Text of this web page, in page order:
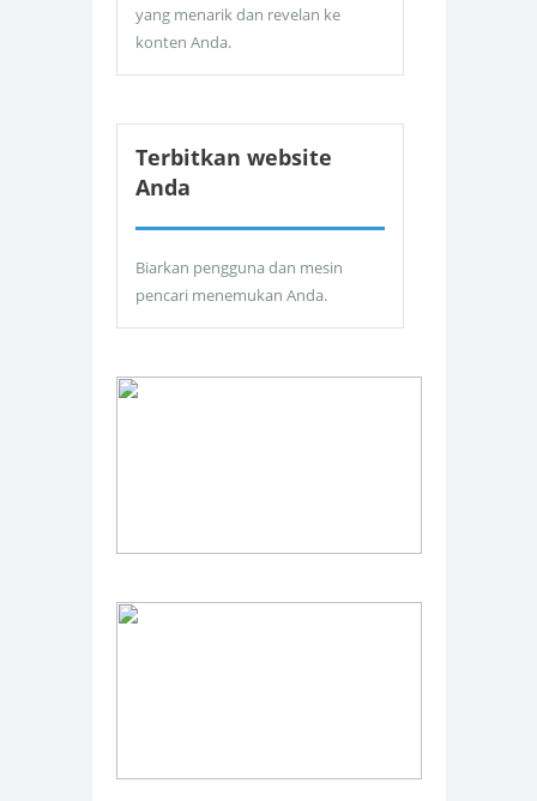
yang menarik dan revelan ke
konten Anda.
Terbitkan website
Anda
Biarkan pengguna dan mesin
pencari menemukan Anda.